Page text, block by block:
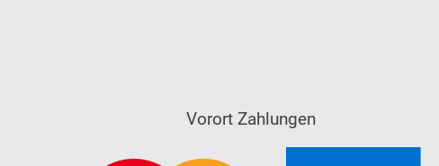
Vorort Zahlungen